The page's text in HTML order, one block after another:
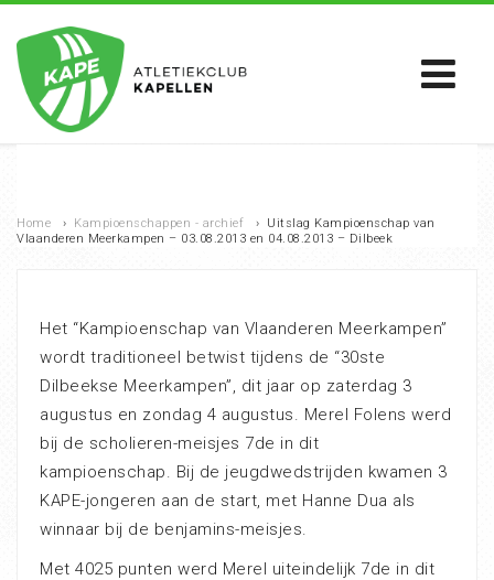
Home › Kampioenschappen - archief › Uitslag Kampioenschap van
Vlaanderen Meerkampen – 03.08.2013 en 04.08.2013 – Dilbeek
Het “Kampioenschap van Vlaanderen Meerkampen”
wordt traditioneel betwist tijdens de “30ste
Dilbeekse Meerkampen”, dit jaar op zaterdag 3
augustus en zondag 4 augustus. Merel Folens werd
bij de scholieren-meisjes 7de in dit
kampioenschap. Bij de jeugdwedstrijden kwamen 3
KAPE-jongeren aan de start, met Hanne Dua als
winnaar bij de benjamins-meisjes.
Met 4025 punten werd Merel uiteindelijk 7de in dit